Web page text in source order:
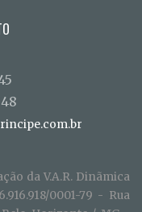
da V.A.R. Dinãmica
0001-79 - Rua